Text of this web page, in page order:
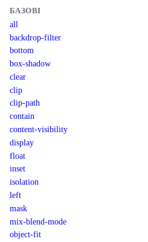
БАЗОВІ
all
backdrop-filter
bottom
box-shadow
clear
clip
clip-path
contain
content-visibility
display
float
inset
isolation
left
mask
mix-blend-mode
object-fit